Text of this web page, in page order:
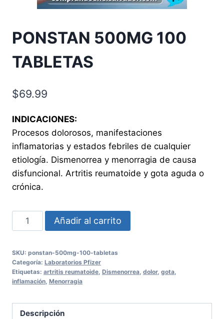
PONSTAN 500MG 100
TABLETAS
$69.99
INDICACIONES:
Procesos dolorosos, manifestaciones
inflamatorias y estados febriles de cualquier
etiología. Dismenorrea y menorragia de causa
disfuncional. Artritis reumatoide y gota aguda o
crónica.
PONSTAN
500MG
TABLETAS
cantidad
Añadir al carrito
SKU: ponstan-500mg-100-tabletas
Categoría: Laboratorios Pfizer
Etiquetas: artritis reumatoide Dismenorrea dolor, gota
inflamación Menorragia
Descripción